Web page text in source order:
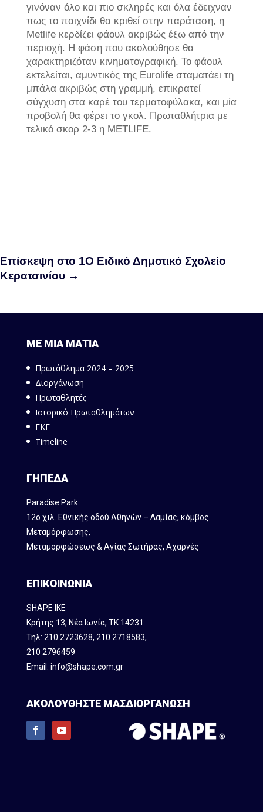
γινόναν όλο και πιο σκληρές και όλα έδειχναν
πως το παιχνίδι θα κριθεί στην παράταση, η
Metlife κερδίζει φάουλ ακριβώς έξω από την
περιοχή. Η φάση που ακολούθησε θα
χαρακτηριζόταν κινηματογραφική. Το φάουλ
εκτελείται, αμυντικός της Eurolife σταματάει τη
μπάλα ακριβώς στη γραμμή, επικρατεί
σύγχυση στα καρέ του τερματοφύλακα, και μία
προβολή θα φέρει το γκολ. Πρωταθλήτρια με
τελικό σκορ 2-3 η METLIFE.
Επίσκεψη στο 1Ο Ειδικό Δημοτικό Σχολείο
Κερατσινίου →
ΜΕ ΜΙΑ ΜΑΤΙΑ
Πρωτάθλημα 2024 – 2025
Διοργάνωση
Πρωταθλητές
Ιστορικό Πρωταθλημάτων
ΕΚΕ
Timeline
ΓΗΠΕΔΑ
Paradise Park
12ο χιλ. Εθνικής οδού Αθηνών – Λαμίας, κόμβος
Mεταμόρφωσης,
Μεταμορφώσεως & Αγίας Σωτήρας, Αχαρνές
ΕΠΙΚΟΙΝΩΝΙΑ
SHAPE IKE
Κρήτης 13, Νέα Ιωνία, ΤΚ 14231
Τηλ: 210 2723628, 210 2718583,
210 2796459
Email: info@shape.com.gr
ΑΚΟΛΟΥΘΗΣΤΕ ΜΑΣΔΙΟΡΓΑΝΩΣΗ